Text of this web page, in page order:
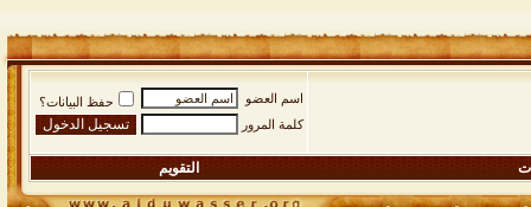
اسم العضو
حفظ البيانات؟
كلمة المرور
التقويم